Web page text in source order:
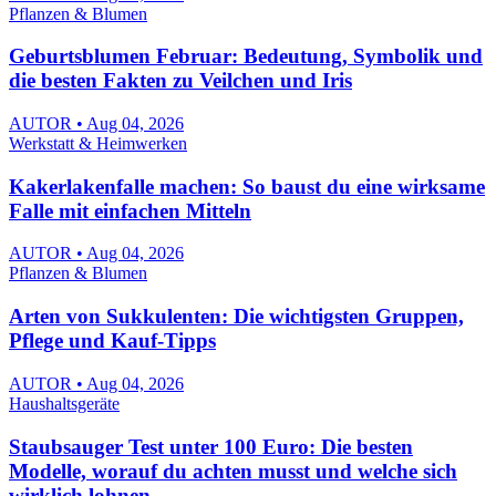
Pflanzen & Blumen
Geburtsblumen Februar: Bedeutung, Symbolik und
die besten Fakten zu Veilchen und Iris
AUTOR • Aug 04, 2026
Werkstatt & Heimwerken
Kakerlakenfalle machen: So baust du eine wirksame
Falle mit einfachen Mitteln
AUTOR • Aug 04, 2026
Pflanzen & Blumen
Arten von Sukkulenten: Die wichtigsten Gruppen,
Pflege und Kauf-Tipps
AUTOR • Aug 04, 2026
Haushaltsgeräte
Staubsauger Test unter 100 Euro: Die besten
Modelle, worauf du achten musst und welche sich